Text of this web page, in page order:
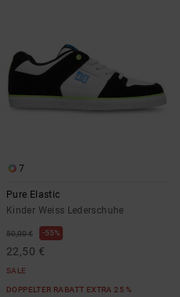
7
Pure Elastic
Kinder Weiss Lederschuhe
50,00 € 55%
22,50 €
SALE
DOPPELTER RABATT EXTRA 25 %